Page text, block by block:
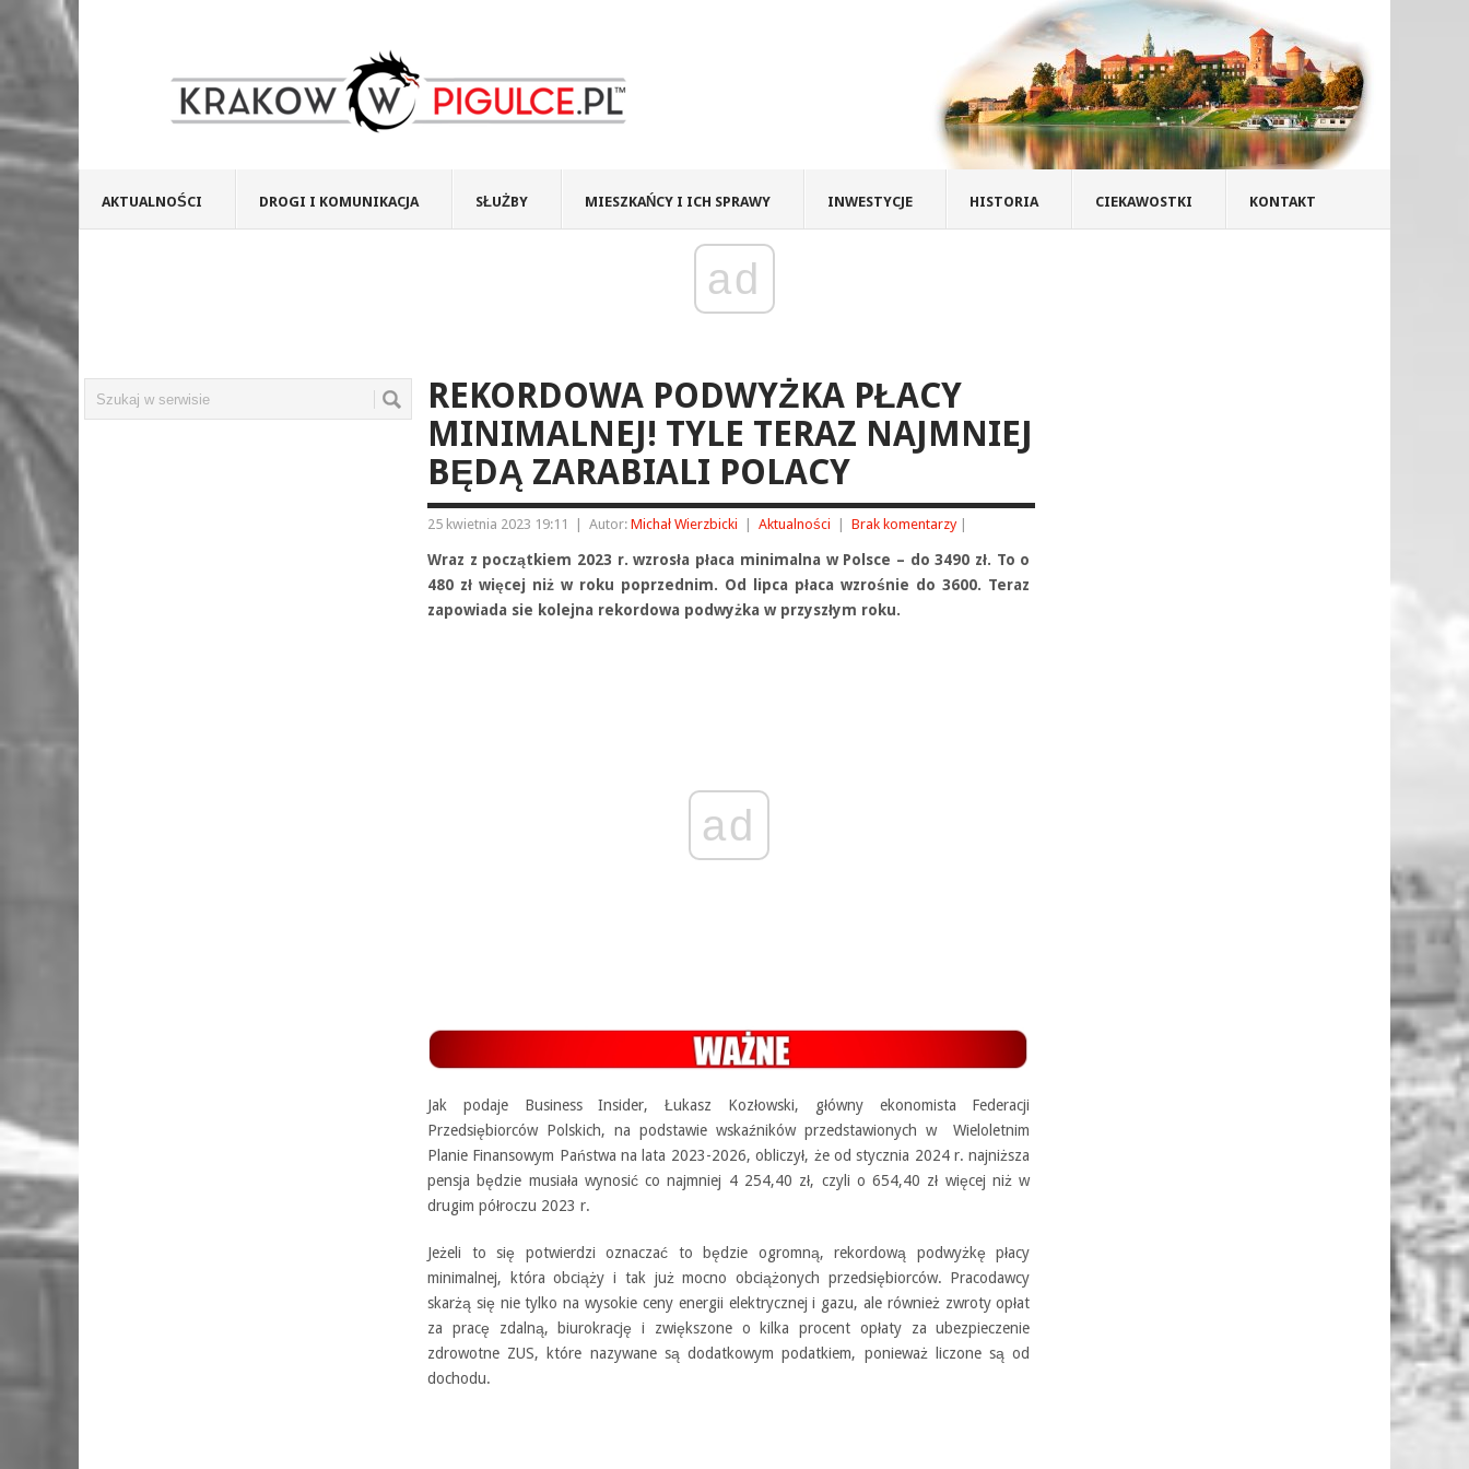
AKTUALNOŚCI DROGI I KOMUNIKACJA SŁUŻBY MIESZKAŃCY I ICH SPRAWY INWESTYCJE HISTORIA CIEKAWOSTKI KONTAKT
ad
REKORDOWA PODWYŻKA PŁACY
MINIMALNEJ! TYLE TERAZ NAJMNIEJ
BĘDĄ ZARABIALI POLACY
25 kwietnia 2023 19:11 Autor: Michał Wierzbicki Aktualności Brak komentarzy
Wraz z początkiem 2023 r. wzrosła płaca minimalna w Polsce – do 3490 zł. To o
480 zł więcej niż w roku poprzednim. Od lipca płaca wzrośnie do 3600. Teraz
zapowiada sie kolejna rekordowa podwyżka w przyszłym roku.
ad
Jak podaje Business Insider, Łukasz Kozłowski, główny ekonomista Federacji
Przedsiębiorców Polskich, na podstawie wskaźników przedstawionych w Wieloletnim
Planie Finansowym Państwa na lata 2023-2026, obliczył, że od stycznia 2024 r. najniższa
pensja będzie musiała wynosić co najmniej 4 254,40 zł, czyli o 654,40 zł więcej niż w
drugim półroczu 2023 r.
Jeżeli to się potwierdzi oznaczać to będzie ogromną, rekordową podwyżkę płacy
minimalnej, która obciąży i tak już mocno obciążonych przedsiębiorców. Pracodawcy
skarżą się nie tylko na wysokie ceny energii elektrycznej i gazu, ale również zwroty opłat
za pracę zdalną, biurokrację i zwiększone o kilka procent opłaty za ubezpieczenie
zdrowotne ZUS, które nazywane są dodatkowym podatkiem, ponieważ liczone są od
dochodu.